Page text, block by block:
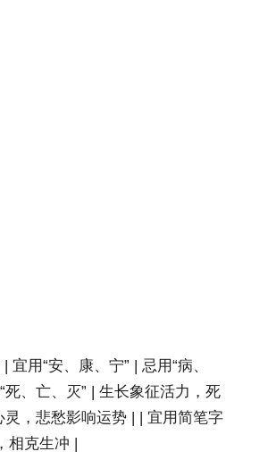
用“安、康、宁” | 忌用“病、
、亡、灭” | 生长象征活力，死
灵，悲愁影响运势 | | 宜用简笔字
相克生冲 |